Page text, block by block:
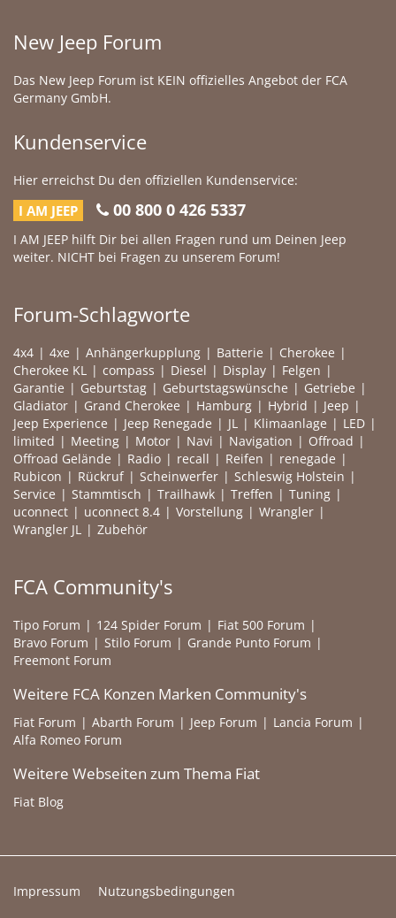
New Jeep Forum
Das New Jeep Forum ist KEIN offizielles Angebot der FCA
Germany GmbH.
Kundenservice
Hier erreichst Du den offiziellen Kundenservice:
I AM JEEP 00 800 0 426 5337
I AM JEEP hilft Dir bei allen Fragen rund um Deinen Jeep
weiter. NICHT bei Fragen zu unserem Forum!
Forum-Schlagworte
4x4 4xe Anhängerkupplung Batterie
Cherokee
Cherokee KL
compass Diesel Display
Felgen
Garantie
Geburtstag Geburtstagswünsche
Getriebe
Gladiator
Grand Cherokee Hamburg Hybrid
Jeep
Jeep Experience
Jeep Renegade JL Klimaanlage
LED
limited
Meeting Motor Navi Navigation
Offroad
Offroad Gelände
Radio recall Reifen
renegade
Rubicon
Rückruf Scheinwerfer
Schleswig Holstein
Service
Stammtisch Trailhawk Treffen
Tuning
uconnect
uconnect 8.4 Vorstellung
Wrangler
Wrangler JL
Zubehör
FCA Community's
Tipo Forum 124 Spider Forum
Fiat 500 Forum
Bravo Forum
Stilo Forum
Grande Punto Forum
Freemont Forum
Weitere FCA Konzen Marken Community's
Fiat Forum Abarth Forum Jeep Forum
Lancia Forum
Alfa Romeo Forum
Weitere Webseiten zum Thema Fiat
Fiat Blog
Impressum Nutzungsbedingungen